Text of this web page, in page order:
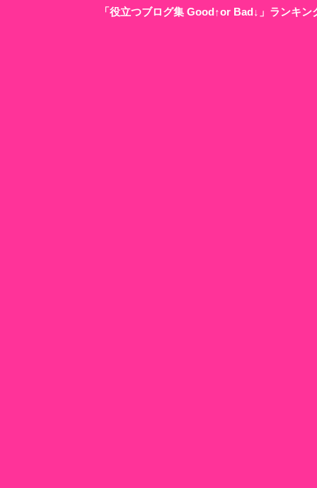
「役立つブログ集 Good↑or Bad↓」ランキ